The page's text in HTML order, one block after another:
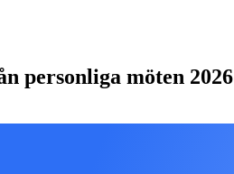
personliga möten 2026